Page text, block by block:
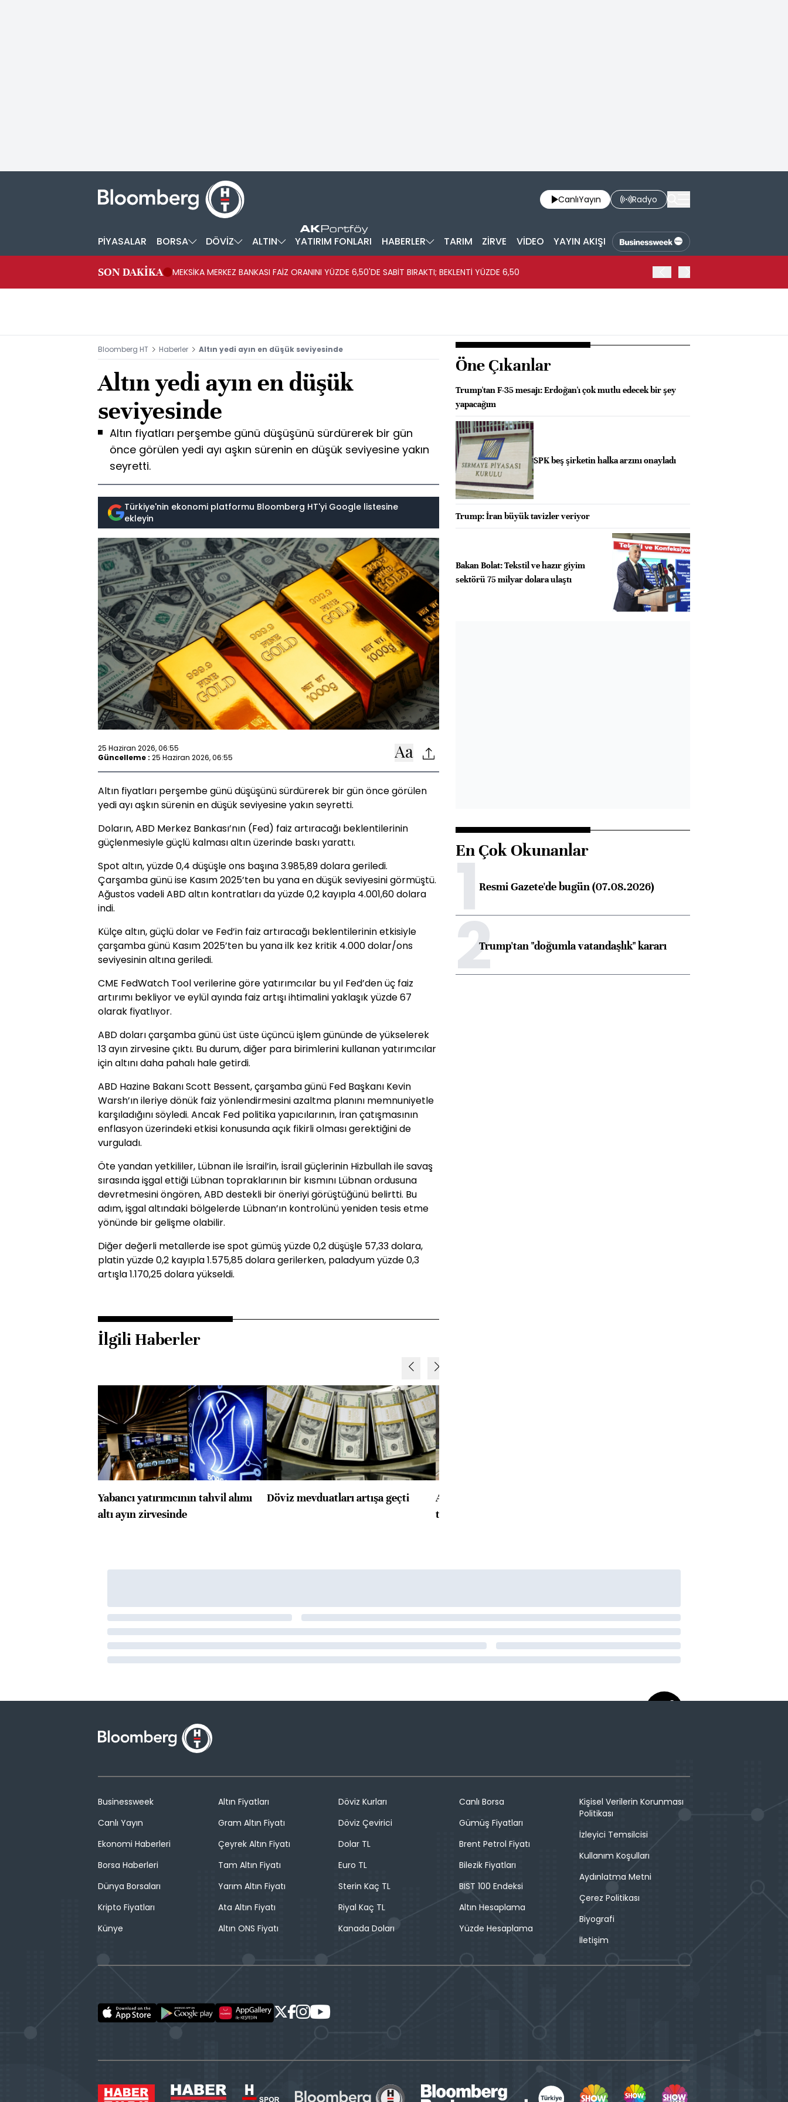
CanlıYayın Radyo
PİYASALAR BORSA DÖVİZ ALTIN YATIRIM FONLARI HABERLER TARIM ZİRVE VİDEO YAYIN AKIŞI
SON DAKİKA MEKSİKA MERKEZ BANKASI FAİZ ORANINI YÜZDE 6,50'DE SABİT BIRAKTI; BEKLENTİ YÜZDE 6,50
Bloomberg HT Haberler Altın yedi ayın en düşük seviyesinde
Altın yedi ayın en düşük
seviyesinde
Altın fiyatları perşembe günü düşüşünü sürdürerek bir gün
önce görülen yedi ayı aşkın sürenin en düşük seviyesine yakın
seyretti.
Türkiye'nin ekonomi platformu Bloomberg HT'yi Google listesine
ekleyin
25 Haziran 2026, 06:55
Güncelleme : 25 Haziran 2026, 06:55
Altın fiyatları perşembe günü düşüşünü sürdürerek bir gün önce görülen
yedi ayı aşkın sürenin en düşük seviyesine yakın seyretti.
Doların, ABD Merkez Bankası’nın (Fed) faiz artıracağı beklentilerinin
güçlenmesiyle güçlü kalması altın üzerinde baskı yarattı.
Spot altın, yüzde 0,4 düşüşle ons başına 3.985,89 dolara geriledi.
Çarşamba günü ise Kasım 2025’ten bu yana en düşük seviyesini görmüştü.
Ağustos vadeli ABD altın kontratları da yüzde 0,2 kayıpla 4.001,60 dolara
indi.
Külçe altın, güçlü dolar ve Fed’in faiz artıracağı beklentilerinin etkisiyle
çarşamba günü Kasım 2025’ten bu yana ilk kez kritik 4.000 dolar/ons
seviyesinin altına geriledi.
CME FedWatch Tool verilerine göre yatırımcılar bu yıl Fed’den üç faiz
artırımı bekliyor ve eylül ayında faiz artışı ihtimalini yaklaşık yüzde 67
olarak fiyatlıyor.
ABD doları çarşamba günü üst üste üçüncü işlem gününde de yükselerek
13 ayın zirvesine çıktı. Bu durum, diğer para birimlerini kullanan yatırımcılar
için altını daha pahalı hale getirdi.
ABD Hazine Bakanı Scott Bessent, çarşamba günü Fed Başkanı Kevin
Warsh’ın ileriye dönük faiz yönlendirmesini azaltma planını memnuniyetle
karşıladığını söyledi. Ancak Fed politika yapıcılarının, İran çatışmasının
enflasyon üzerindeki etkisi konusunda açık fikirli olması gerektiğini de
vurguladı.
Öte yandan yetkililer, Lübnan ile İsrail’in, İsrail güçlerinin Hizbullah ile savaş
sırasında işgal ettiği Lübnan topraklarının bir kısmını Lübnan ordusuna
devretmesini öngören, ABD destekli bir öneriyi görüştüğünü belirtti. Bu
adım, işgal altındaki bölgelerde Lübnan’ın kontrolünü yeniden tesis etme
yönünde bir gelişme olabilir.
Diğer değerli metallerde ise spot gümüş yüzde 0,2 düşüşle 57,33 dolara,
platin yüzde 0,2 kayıpla 1.575,85 dolara gerilerken, paladyum yüzde 0,3
artışla 1.170,25 dolara yükseldi.
İlgili Haberler
Yabancı yatırımcının tahvil alımı
altı ayın zirvesinde
Döviz mevduatları artışa geçti
ABD'de konut başlangıçları
toparlandı
Öne Çıkanlar
Trump'tan F-35 mesajı: Erdoğan'ı çok mutlu edecek bir şey
yapacağım
SPK beş şirketin halka arzını onayladı
Trump: İran büyük tavizler veriyor
Bakan Bolat: Tekstil ve hazır giyim
sektörü 75 milyar dolara ulaştı
En Çok Okunanlar
1Resmi Gazete'de bugün (07.08.2026)
2Trump'tan "doğumla vatandaşlık" kararı
Businessweek
Canlı Yayın
Ekonomi Haberleri
Borsa Haberleri
Dünya Borsaları
Kripto Fiyatları
Künye
Altın Fiyatları
Gram Altın Fiyatı
Çeyrek Altın Fiyatı
Tam Altın Fiyatı
Yarım Altın Fiyatı
Ata Altın Fiyatı
Altın ONS Fiyatı
Döviz Kurları
Döviz Çevirici
Dolar TL
Euro TL
Sterin Kaç TL
Riyal Kaç TL
Kanada Doları
Canlı Borsa
Gümüş Fiyatları
Brent Petrol Fiyatı
Bilezik Fiyatları
BIST 100 Endeksi
Altın Hesaplama
Yüzde Hesaplama
Kişisel Verilerin Korunması
Politikası
İzleyici Temsilcisi
Kullanım Koşulları
Aydınlatma Metni
Çerez Politikası
Biyografi
İletişim